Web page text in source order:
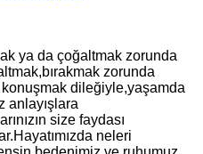
da çoğaltmak zorunda
zorunda
konuşmak dileğiyle,yaşamda
anlayışlara
size faydası
neleri